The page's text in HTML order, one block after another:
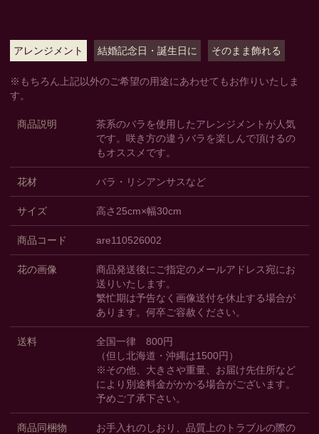
アレンジメント 結婚記念日・誕生日に そのまま飾れる
※もちろん上記以外のご希望の用途にあわせてもお作りいたしま
す。
商品説明
茶系のバラを使用したアレンジメントが人気
です。咲き方の違うバラを楽しんで頂けるの
もオススメです。
花材 バラ・リシアンサスなど
サイズ 高さ25cm×幅30cm
商品コード are110526002
花の画像
商品発送後にご指定のメールアドレス宛にお
送りいたします。
繁忙期は予告なく画像送付を休止する場合が
あります。何卒ご容赦ください。
送料
全国一律 800円
（但し北海道・沖縄は1500円）
※その他、大きさや重量、お届け先住所など
により別途料金がかかる場合がございます。
予めご了承下さい。
商品同梱物
お手入れのしおり、品質上のトラブルの際の